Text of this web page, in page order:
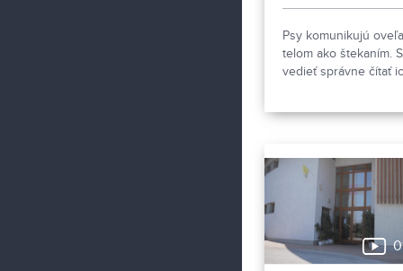
Psy komunikujú
telom ako štekaním.
vedieť správne čítať
canisterapeutka
svojimi štvornohými
pomocníkmi.